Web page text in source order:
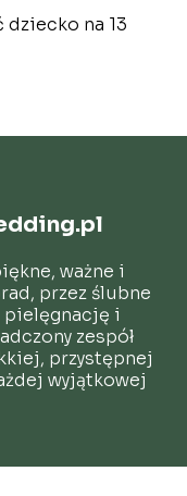
dziecko na 13
ważne i
przez ślubne
pielęgnację i
zespół
przystępnej
wyjątkowej